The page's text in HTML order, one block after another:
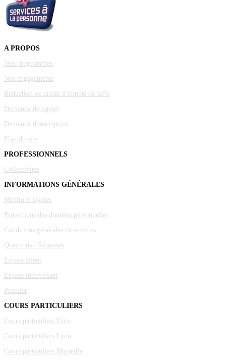
A PROPOS
Nos programmes
Nos engagements
Réduction ou crédit d'impôts de 50%
Demande de rappel
Demande d'inscription
Plan du site
PROFESSIONNELS
Collectivités
INFORMATIONS GÉNÉRALES
Mentions légales
Protections des données personnelles
Conditions générales de services
Questions / Réponses
Espace client
Espace intervenant
Postuler
COURS PARTICULIERS
Cours particuliers Paris
Cours particuliers Lyon
Cours particuliers Marseille